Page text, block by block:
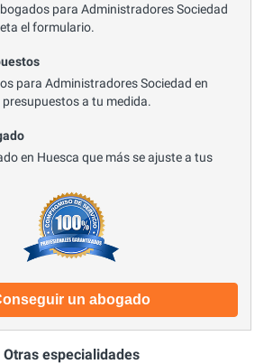
para Administradores Sociedad
el formulario.
para Administradores Sociedad en
a tu medida.
en Huesca que más se ajuste a tus
un abogado
Otras especialidades